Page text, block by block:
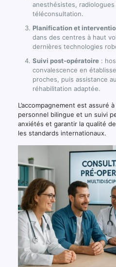
anesthésistes,
téléconsultation.
Planification et
dans des centres à haut
dernières technologies
Suivi post-opératoire:
convalescence en
proches, puis assistance
réhabilitation adaptée.
L’accompagnement est assuré
personnel bilingue et un suivi
anxiétés et garantir la qualité
les standards internationaux.